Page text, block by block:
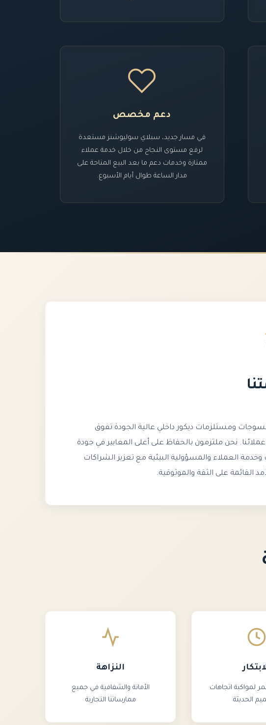
دعم مخصص
في مسار جديد، سبلاي سوليوشنز مستعدة
لرفع مستوى النجاح من خلال خدمة عملاء
ممتازة وخدمات دعم ما بعد البيع المتاحة على
مدار الساعة طوال أيام الأسبوع.
ومستلزمات ديكور داخلي عالية الجودة تفوق
نحن ملتزمون بالحفاظ على أعلى المعايير في جودة
وخدمة العملاء والمسؤولية البيئية مع تعزيز الشراكات
القائمة على الثقة والموثوقية.
لمواكبة اتجاهات
الحديثة
النزاهة
الأمانة والشفافية في جميع
ممارساتنا التجارية